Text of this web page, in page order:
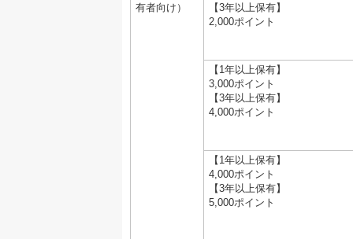
有者向け）
【3年以上保有】
2,000ポイント
【1年以上保有】
3,000ポイント
【3年以上保有】
4,000ポイント
【1年以上保有】
4,000ポイント
【3年以上保有】
5,000ポイント